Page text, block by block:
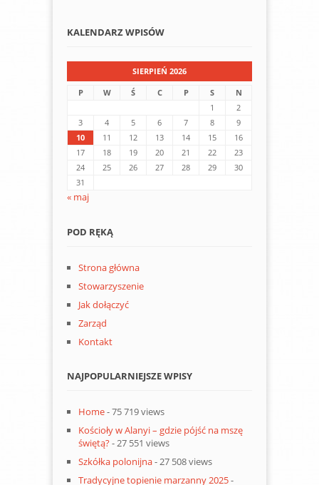
KALENDARZ WPISÓW
SIERPIEŃ 2026
P
W Ś C P S
N
1
2
3
4 5 6 7 8
9
10
11 12 13 14 15
16
17
18 19 20 21 22
23
24
25 26 27 28 29
30
31
« maj
POD RĘKĄ
Strona główna
Stowarzyszenie
Jak dołączyć
Zarząd
Kontakt
NAJPOPULARNIEJSZE WPISY
Home- 75 719 views
Kościoły w Alanyi – gdzie pójść na mszę
świętą?- 27 551 views
Szkółka polonijna- 27 508 views
Tradycyjne topienie marzanny 2025-